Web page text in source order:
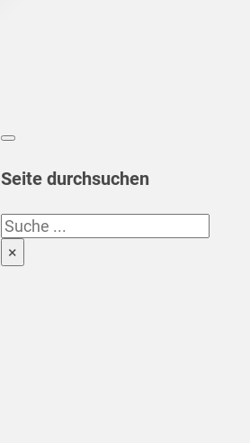
Seite durchsuchen
Suchen
×